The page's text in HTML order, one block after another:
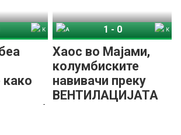
како
зглоб
Хаос во Мајами,
колумбиските
навивачи преку
ВЕНТИЛАЦИЈАТА
1-0